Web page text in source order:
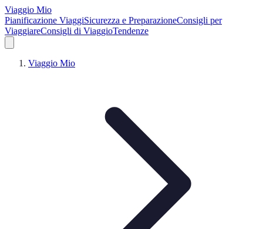
Viaggio Mio
Pianificazione ViaggiSicurezza e PreparazioneConsigli per
ViaggiareConsigli di ViaggioTendenze
Viaggio Mio